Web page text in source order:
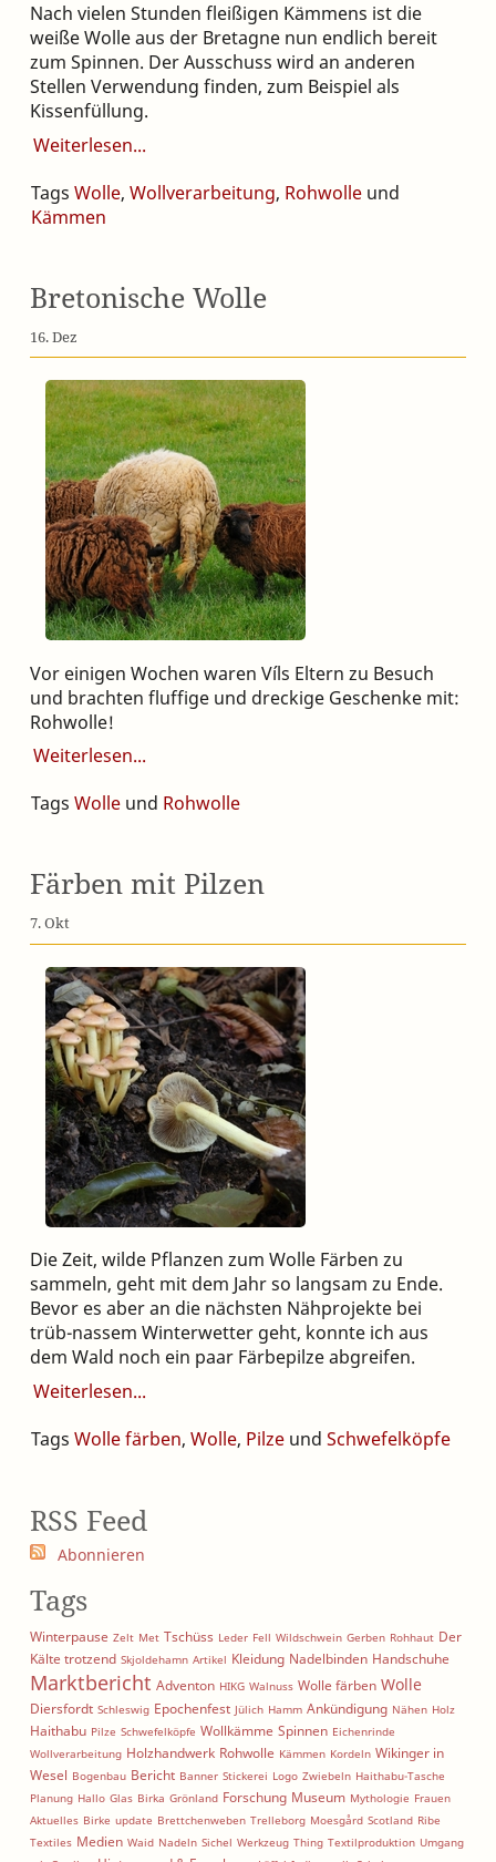
Nach vielen Stunden fleißigen Kämmens ist die
weiße Wolle aus der Bretagne nun endlich bereit
zum Spinnen. Der Ausschuss wird an anderen
Stellen Verwendung finden, zum Beispiel als
Kissenfüllung.
Weiterlesen
Tags Wolle, Wollverarbeitung, Rohwolle und
Kämmen
Bretonische Wolle
16. Dez
Vor einigen Wochen waren Víls Eltern zu Besuch
und brachten fluffige und dreckige Geschenke mit:
Rohwolle!
Weiterlesen
Tags Wolle und Rohwolle
Färben mit Pilzen
7. Okt
Die Zeit, wilde Pflanzen zum Wolle Färben zu
sammeln, geht mit dem Jahr so langsam zu Ende.
Bevor es aber an die nächsten Nähprojekte bei
trüb-nassem Winterwetter geht, konnte ich aus
dem Wald noch ein paar Färbepilze abgreifen.
Weiterlesen
Tags Wolle färben, Wolle, Pilze und Schwefelköpfe
RSS Feed
Abonnieren
Tags
Winterpause Zelt Met Tschüss Leder Fell Wildschwein Gerben Rohhaut Der
Kälte trotzend Skjoldehamn Artikel Kleidung Nadelbinden Handschuhe
Marktbericht Adventon HIKG Walnuss Wolle färben Wolle
Diersfordt Schleswig Epochenfest Jülich Hamm Ankündigung Nähen Holz
Haithabu Pilze Schwefelköpfe Wollkämme Spinnen Eichenrinde
Wollverarbeitung Holzhandwerk Rohwolle Kämmen Kordeln Wikinger in
Wesel Bogenbau Bericht Banner Stickerei Logo Zwiebeln Haithabu-Tasche
Planung Hallo Glas Birka Grönland Forschung Museum Mythologie Frauen
Aktuelles Birke update Brettchenweben Trelleborg Moesgård Scotland Ribe
Textiles Medien Waid Nadeln Sichel Werkzeug Thing Textilproduktion Umgang